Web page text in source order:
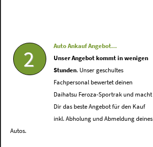
2
Auto Ankauf Angebot...
Unser Angebot kommt in wenigen
Stunden. Unser geschultes
Fachpersonal bewertet deinen
Daihatsu Feroza-Sportrak und macht
Dir das beste Angebot für den Kauf
inkl. Abholung und Abmeldung deines
Autos.